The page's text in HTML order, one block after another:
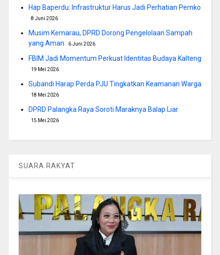
Hap Baperdu: Infrastruktur Harus Jadi Perhatian Pemko
8 Juni 2026
Musim Kemarau, DPRD Dorong Pengelolaan Sampah
yang Aman
6 Juni 2026
FBIM Jadi Momentum Perkuat Identitas Budaya Kalteng
19 Mei 2026
Subandi Harap Perda PJU Tingkatkan Keamanan Warga
18 Mei 2026
DPRD Palangka Raya Soroti Maraknya Balap Liar
15 Mei 2026
SUARA RAKYAT